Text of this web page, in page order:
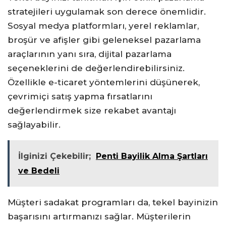
stratejileri uygulamak son derece önemlidir.
Sosyal medya platformları, yerel reklamlar,
broşür ve afişler gibi geleneksel pazarlama
araçlarının yanı sıra, dijital pazarlama
seçeneklerini de değerlendirebilirsiniz.
Özellikle e-ticaret yöntemlerini düşünerek,
çevrimiçi satış yapma fırsatlarını
değerlendirmek size rekabet avantajı
sağlayabilir.
İlginizi Çekebilir; Penti Bayilik Alma Şartları
ve Bedeli
Müşteri sadakat programları da, tekel bayinizin
başarısını artırmanızı sağlar. Müşterilerin